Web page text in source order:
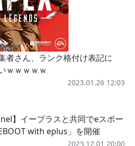
者さん、ランク格付け表記に
ｗｗｗｗｗ
2023.01.26 12:03
】イープラスと共同でeスポー
with eplus」を開催
2023.12.01 20:00